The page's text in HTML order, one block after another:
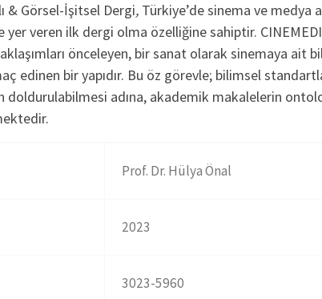
& Görsel-İşitsel Dergi, Türkiye’de sinema ve medya
veren ilk dergi olma özelliğine sahiptir.
önceleyen, bir sanat olarak sinemaya ait
edinen bir yapıdır. Bu öz görevle; bilimsel
doldurulabilmesi adına, akademik makalelerin
Prof. Dr. Hülya Önal
2023
3023-5960